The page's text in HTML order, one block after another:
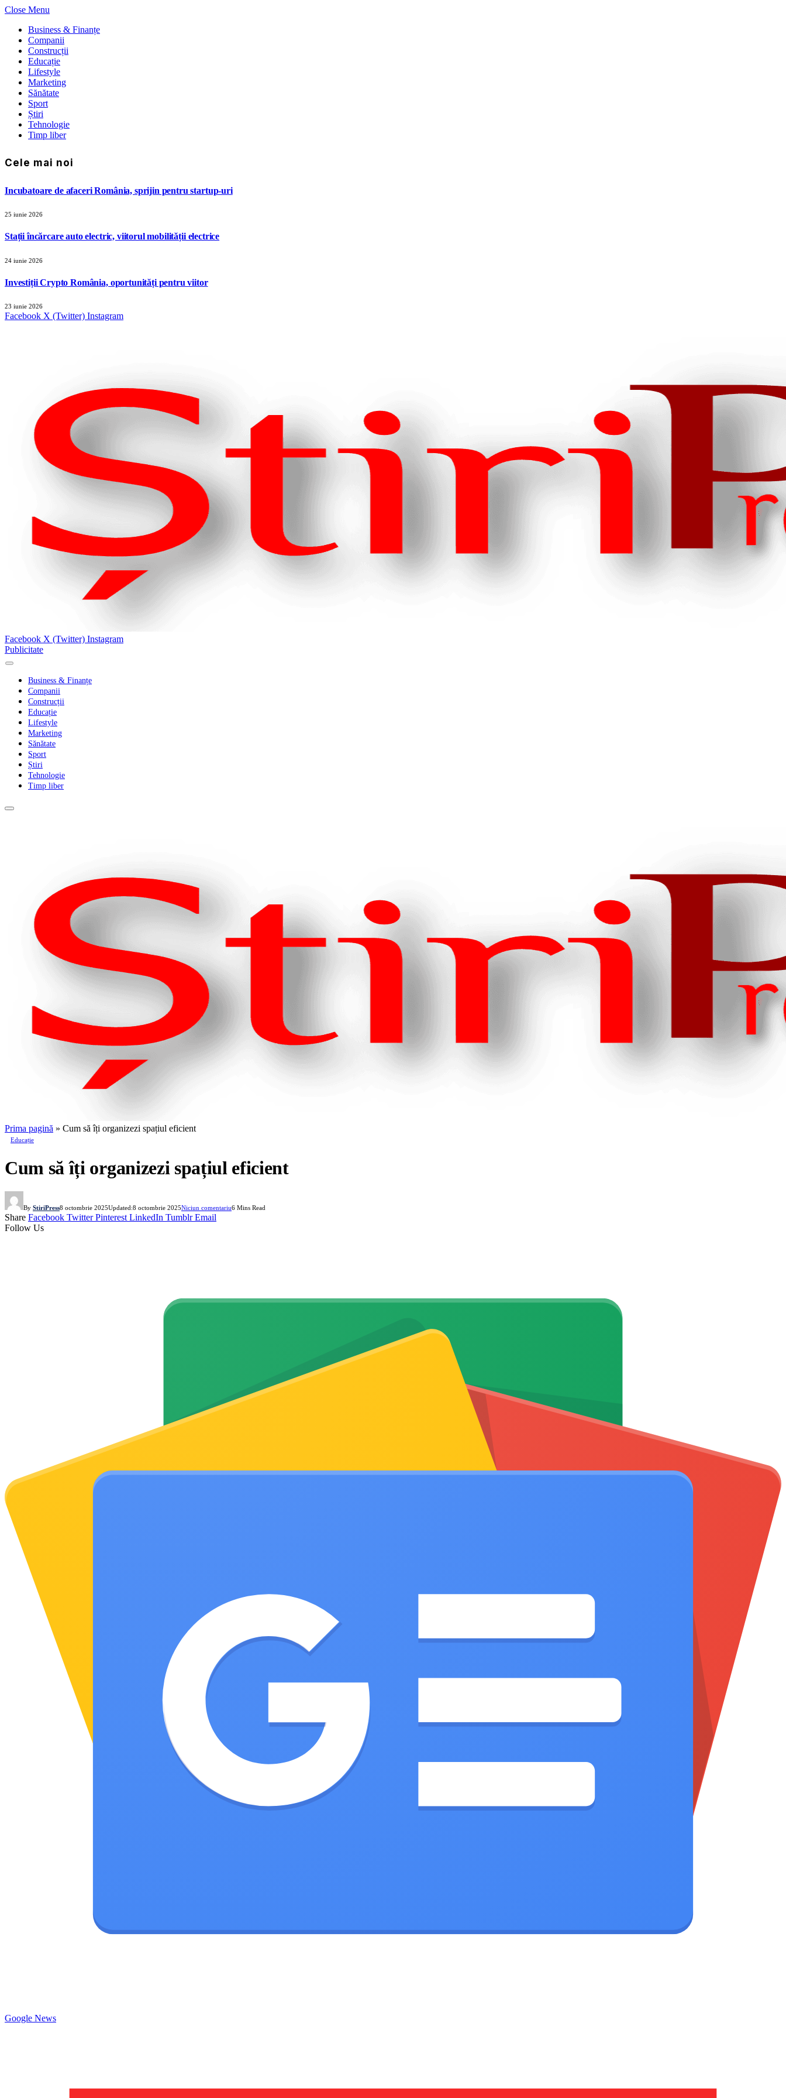
Close Menu
Business & Finanțe
Companii
Construcții
Educație
Lifestyle
Marketing
Sănătate
Sport
Știri
Tehnologie
Timp liber
Cele mai noi
Incubatoare de afaceri România, sprijin pentru startup-uri
25 iunie 2026
Stații încărcare auto electric, viitorul mobilității electrice
24 iunie 2026
Investiții Crypto România, oportunități pentru viitor
23 iunie 2026
Facebook X (Twitter) Instagram
Facebook X (Twitter) Instagram
Publicitate
Business & Finanțe
Companii
Construcții
Educație
Lifestyle
Marketing
Sănătate
Sport
Știri
Tehnologie
Timp liber
Prima pagină » Cum să îți organizezi spațiul eficient
Educație
Cum să îți organizezi spațiul eficient
By StiriPress8 octombrie 2025Updated:8 octombrie 2025Niciun comentariu6 Mins Read
Share Facebook Twitter Pinterest LinkedIn Tumblr Email
Follow Us
Google News